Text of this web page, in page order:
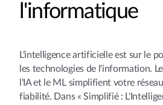
l'informatique
L'intelligence artificielle est sur le
les technologies de l'information.
l'IA et le ML simplifient votre
fiabilité. Dans « Simplifié :